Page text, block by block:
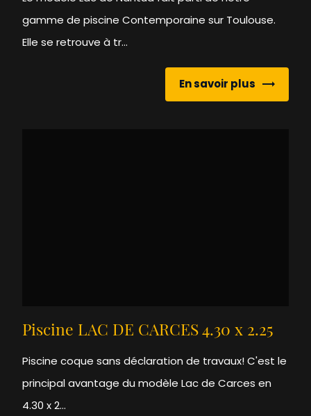
gamme de piscine Contemporaine sur Toulouse.
Elle se retrouve à tr...
En savoir plus
Piscine LAC DE CARCES 4.30 x 2.25
Piscine coque sans déclaration de travaux! C'est le
principal avantage du modèle Lac de Carces en
4.30 x 2...